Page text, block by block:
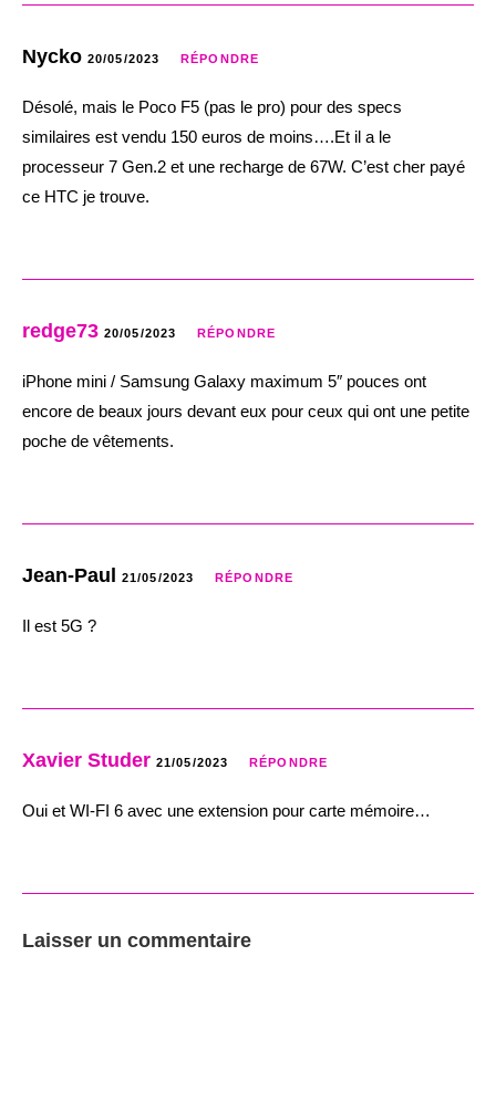
Nycko 20/05/2023 RÉPONDRE
Désolé, mais le Poco F5 (pas le pro) pour des specs
similaires est vendu 150 euros de moins….Et il a le
processeur 7 Gen.2 et une recharge de 67W. C’est cher payé
ce HTC je trouve.
redge73 20/05/2023 RÉPONDRE
iPhone mini / Samsung Galaxy maximum 5″ pouces ont
encore de beaux jours devant eux pour ceux qui ont une petite
poche de vêtements.
Jean-Paul 21/05/2023 RÉPONDRE
Il est 5G ?
Xavier Studer 21/05/2023 RÉPONDRE
Oui et WI-FI 6 avec une extension pour carte mémoire…
Laisser un commentaire